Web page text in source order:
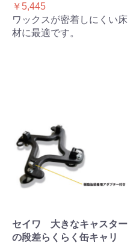
￥5,445
ワックスが密着しにくい床
材に最適です。
セイワ 大きなキャスター
の段差らくらく缶キャリ